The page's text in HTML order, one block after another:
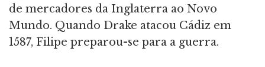
de mercadores da Inglaterra ao Novo
Mundo. Quando Drake atacou Cádiz em
1587, Filipe preparou-se para a guerra.